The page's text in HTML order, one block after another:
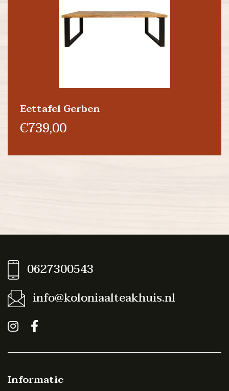
Eettafel Gerben
€739,00
0627300543
info@koloniaalteakhuis.nl
Informatie